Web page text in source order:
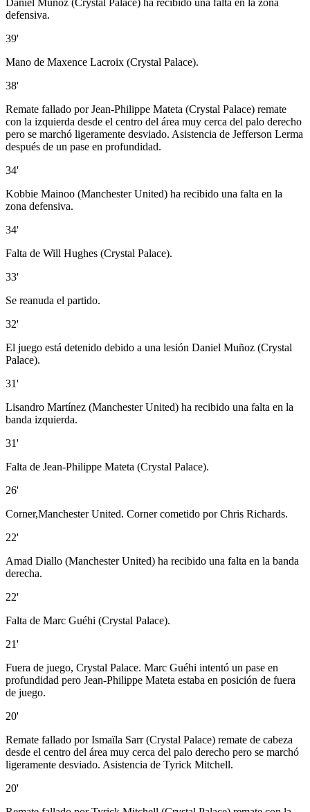
Daniel Muñoz (Crystal Palace) ha recibido una falta en la zona
defensiva.
39'
Mano de Maxence Lacroix (Crystal Palace).
38'
Remate fallado por Jean-Philippe Mateta (Crystal Palace) remate
con la izquierda desde el centro del área muy cerca del palo derecho
pero se marchó ligeramente desviado. Asistencia de Jefferson Lerma
después de un pase en profundidad.
34'
Kobbie Mainoo (Manchester United) ha recibido una falta en la
zona defensiva.
34'
Falta de Will Hughes (Crystal Palace).
33'
Se reanuda el partido.
32'
El juego está detenido debido a una lesión Daniel Muñoz (Crystal
Palace).
31'
Lisandro Martínez (Manchester United) ha recibido una falta en la
banda izquierda.
31'
Falta de Jean-Philippe Mateta (Crystal Palace).
26'
Corner,Manchester United. Corner cometido por Chris Richards.
22'
Amad Diallo (Manchester United) ha recibido una falta en la banda
derecha.
22'
Falta de Marc Guéhi (Crystal Palace).
21'
Fuera de juego, Crystal Palace. Marc Guéhi intentó un pase en
profundidad pero Jean-Philippe Mateta estaba en posición de fuera
de juego.
20'
Remate fallado por Ismaïla Sarr (Crystal Palace) remate de cabeza
desde el centro del área muy cerca del palo derecho pero se marchó
ligeramente desviado. Asistencia de Tyrick Mitchell.
20'